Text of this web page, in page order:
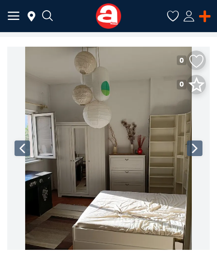
Meniu Principal
Categorii
Acasă
Favorite
Autentificare
Înregistrare
0
0